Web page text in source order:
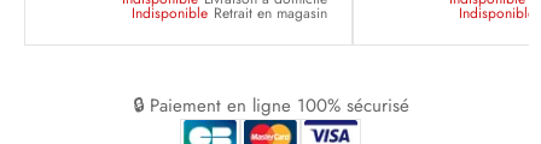
Indisponible Retrait en magasin Indisponible
🔒 Paiement en ligne 100% sécurisé